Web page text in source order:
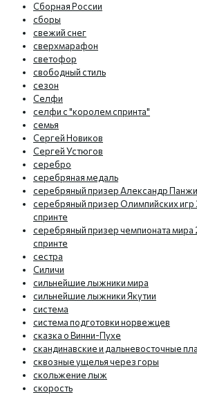
Сборная России
сборы
свежий снег
сверхмарафон
светофор
свободный стиль
сезон
Селфи
селфи с "королем спринта"
семья
Сергей Новиков
Сергей Устюгов
серебро
серебряная медаль
серебряный призер Александр
серебряный призер Олимпийских игр
спринте
серебряный призер чемпионата мира
спринте
сестра
Силичи
сильнейшие лыжники мира
сильнейшие лыжники Якутии
система
система подготовки норвежцев
сказка о Винни-Пухе
скандинавские и дальневосточные
сквозные ущелья через горы
скольжение лыж
скорость